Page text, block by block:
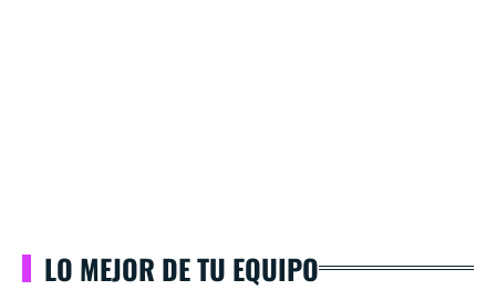
LO MEJOR DE TU EQUIPO